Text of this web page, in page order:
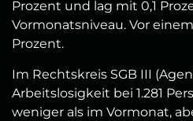
Prozent und lag mit 0,1
Vormonatsniveau. Vor
Prozent.
Im Rechtskreis SGB III
Arbeitslosigkeit bei 1.281
weniger als im Vormonat,